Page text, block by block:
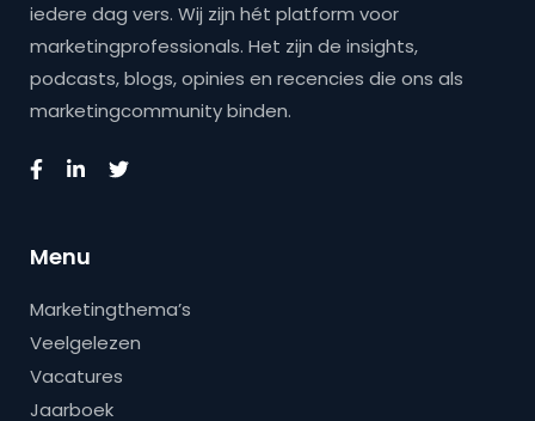
iedere dag vers. Wij zijn hét platform voor
marketingprofessionals. Het zijn de insights,
podcasts, blogs, opinies en recencies die ons als
marketingcommunity binden.
Menu
Marketingthema’s
Veelgelezen
Vacatures
Jaarboek